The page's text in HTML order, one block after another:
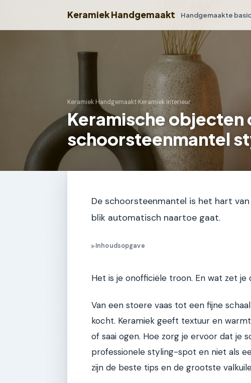
Keramiek Handgemaakt Handgemaakte
Keramiek Handgemaakt›Keramiek interieur
Keramische objecten
schoorsteenmantel
De schoorsteenmantel is het hart
blik automatisch naartoe gaat.
▶Inhoudsopgave
Het is je onofficiële troon. En wat zet je
Van een stoere vaas tot een fijne
kocht. Keramiek geeft textuur en
of saai ogen. Hoe zorg je ervoor dat je
professionele styling-spot en niet als
zijn de beste tips en de grootste